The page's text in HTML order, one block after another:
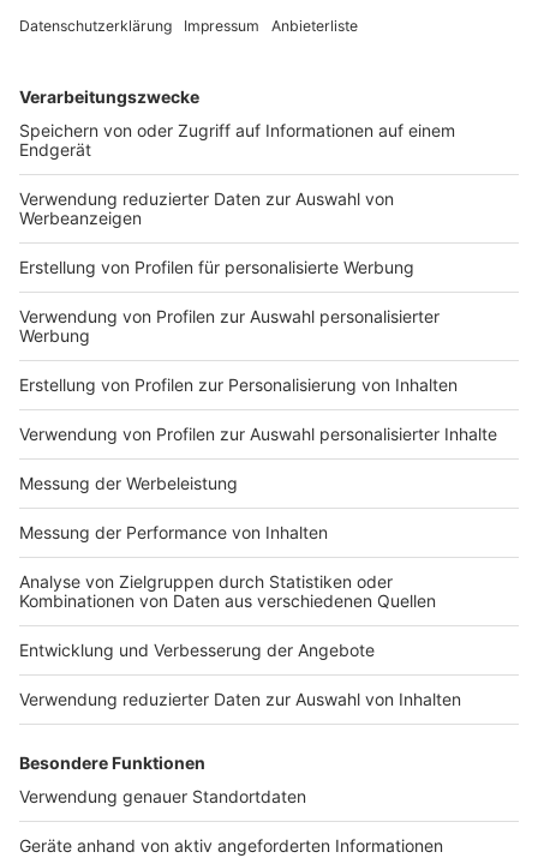
DEINE GEMERKTEN ARTIKEL
Du hast dir noch keine Artikel gemerkt
Markiere sie hierfür mit einem
Impressum
Nutzungsbedingungen
Jobs
Presse
Werben
Archiv
ANTENNE BAYERN GROUP
Kontakt
Studio-Hotline
Verkehrs-Hotline
Newsletter